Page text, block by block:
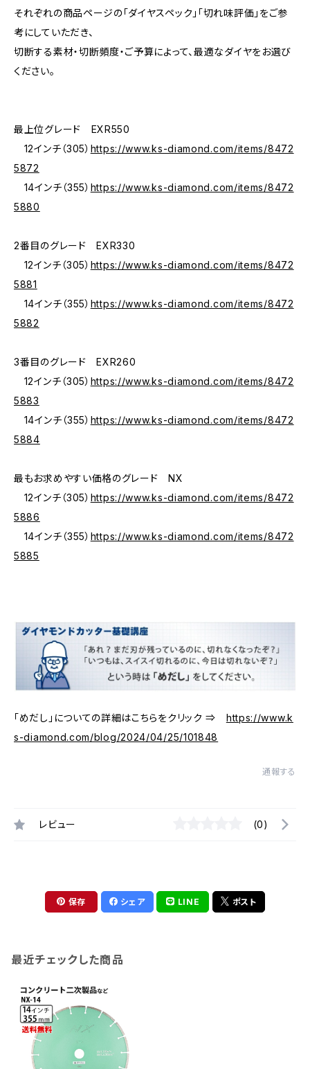
それぞれの商品ページの「ダイヤスペック」「切れ味評価」をご参
考にしていただき、
切断する素材・切断頻度・ご予算によって、最適なダイヤをお選び
ください。
最上位グレード EXR550
12インチ（305） https://www.ks-diamond.com/items/8472
5872
14インチ（355） https://www.ks-diamond.com/items/8472
5880
2番目のグレード EXR330
12インチ（305） https://www.ks-diamond.com/items/8472
5881
14インチ（355） https://www.ks-diamond.com/items/8472
5882
3番目のグレード EXR260
12インチ（305） https://www.ks-diamond.com/items/8472
5883
14インチ（355） https://www.ks-diamond.com/items/8472
5884
最もお求めやすい価格のグレード NX
12インチ（305） https://www.ks-diamond.com/items/8472
5886
14インチ（355） https://www.ks-diamond.com/items/8472
5885
「めだし」についての詳細はこちらをクリック ⇒ https://www.k
s-diamond.com/blog/2024/04/25/101848
通報する
レビュー (0)
保存 シェア LINE ポスト
最近チェックした商品